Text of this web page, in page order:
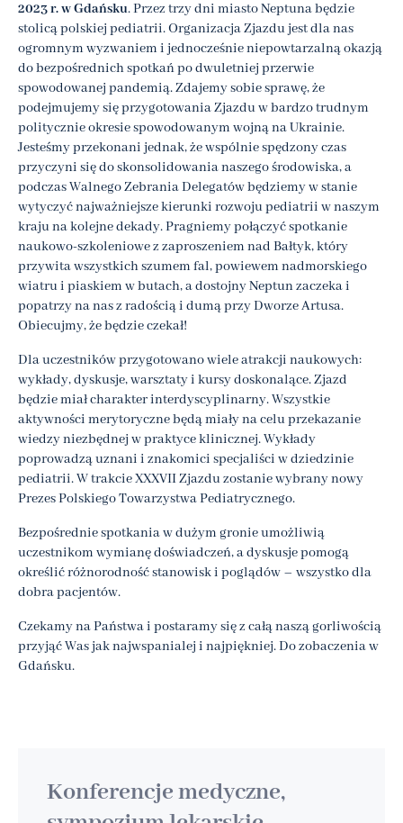
2023 r. w Gdańsku. Przez trzy dni miasto Neptuna będzie
stolicą polskiej pediatrii. Organizacja Zjazdu jest dla nas
ogromnym wyzwaniem i jednocześnie niepowtarzalną okazją
do bezpośrednich spotkań po dwuletniej przerwie
spowodowanej pandemią. Zdajemy sobie sprawę, że
podejmujemy się przygotowania Zjazdu w bardzo trudnym
politycznie okresie spowodowanym wojną na Ukrainie.
Jesteśmy przekonani jednak, że wspólnie spędzony czas
przyczyni się do skonsolidowania naszego środowiska, a
podczas Walnego Zebrania Delegatów będziemy w stanie
wytyczyć najważniejsze kierunki rozwoju pediatrii w naszym
kraju na kolejne dekady. Pragniemy połączyć spotkanie
naukowo-szkoleniowe z zaproszeniem nad Bałtyk, który
przywita wszystkich szumem fal, powiewem nadmorskiego
wiatru i piaskiem w butach, a dostojny Neptun zaczeka i
popatrzy na nas z radością i dumą przy Dworze Artusa.
Obiecujmy, że będzie czekał!
Dla uczestników przygotowano wiele atrakcji naukowych:
wykłady, dyskusje, warsztaty i kursy doskonalące. Zjazd
będzie miał charakter interdyscyplinarny. Wszystkie
aktywności merytoryczne będą miały na celu przekazanie
wiedzy niezbędnej w praktyce klinicznej. Wykłady
poprowadzą uznani i znakomici specjaliści w dziedzinie
pediatrii. W trakcie XXXVII Zjazdu zostanie wybrany nowy
Prezes Polskiego Towarzystwa Pediatrycznego.
Bezpośrednie spotkania w dużym gronie umożliwią
uczestnikom wymianę doświadczeń, a dyskusje pomogą
określić różnorodność stanowisk i poglądów – wszystko dla
dobra pacjentów.
Czekamy na Państwa i postaramy się z całą naszą gorliwością
przyjąć Was jak najwspanialej i najpiękniej. Do zobaczenia w
Gdańsku.
Konferencje medyczne,